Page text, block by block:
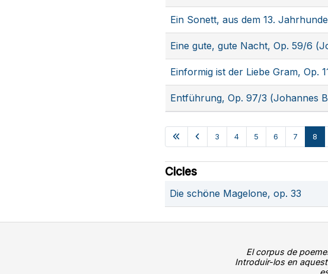
Ein Sonett, aus dem 13.
Eine gute, gute Nacht, Op. 59/6
Einformig ist der Liebe Gram, Op.
Entführung, Op. 97/3 (Johannes
3 4 5 6 7 8
Cicles
Die schöne Magelone, op. 33
El corpus de
Introduir-los en